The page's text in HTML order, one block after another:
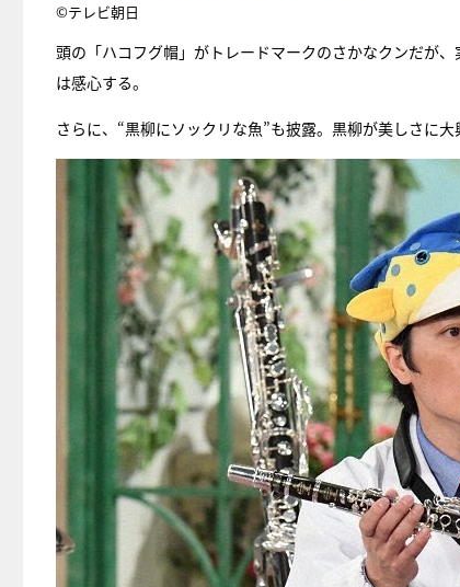
©テレビ朝日
頭の「ハコフグ帽」がトレードマークのさかなクンだが
は感心する。
さらに、“黒柳にソックリな魚”も披露。黒柳が美しさに